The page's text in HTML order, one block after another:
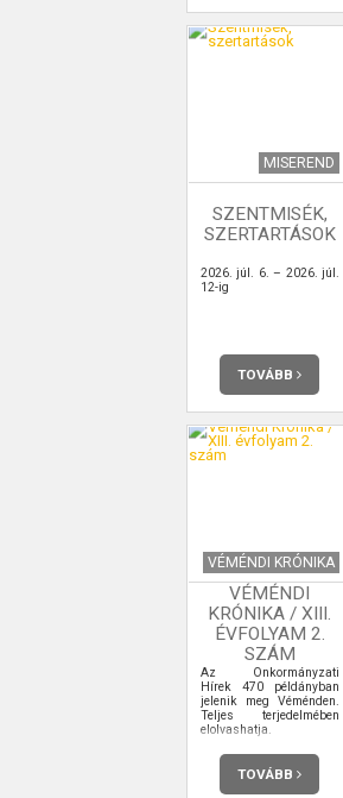
MISEREND
SZENTMISÉK,
SZERTARTÁSOK
2026. júl. 6. – 2026. júl.
12-ig
TOVÁBB
VÉMÉNDI KRÓNIKA
VÉMÉNDI
KRÓNIKA / XIII.
ÉVFOLYAM 2.
SZÁM
Az Önkormányzati
Hírek 470 példányban
jelenik meg Véménden.
Teljes terjedelmében
elolvashatja.
TOVÁBB